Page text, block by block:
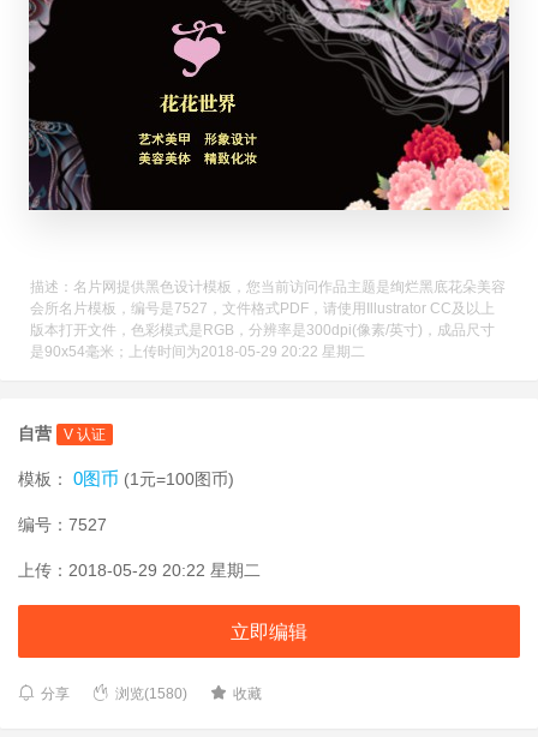
描述：名片网提供黑色设计模板，您当前访问作品主题是绚烂黑底花朵美容
会所名片模板，编号是7527，文件格式PDF，请使用Illustrator CC及以上
版本打开文件，色彩模式是RGB，分辨率是300dpi(像素/英寸)，成品尺寸
是90x54毫米；上传时间为2018-05-29 20:22 星期二
自营 V 认证
模板： 0图币 (1元=100图币)
编号：7527
上传：2018-05-29 20:22 星期二
立即编辑
分享 浏览(1580) 收藏